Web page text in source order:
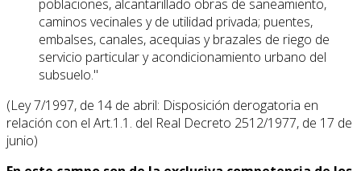
poblaciones, alcantarillado obras de saneamiento,
caminos vecinales y de utilidad privada; puentes,
embalses, canales, acequias y brazales de riego de
servicio particular y acondicionamiento urbano del
subsuelo."
(Ley 7/1997, de 14 de abril: Disposición derogatoria en
relación con el Art.1.1. del Real Decreto 2512/1977, de 17 de
junio)